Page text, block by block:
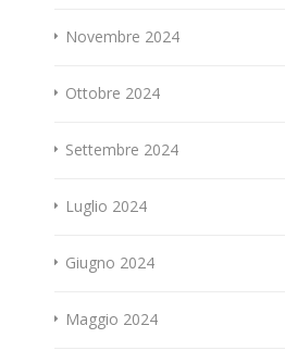
Novembre 2024
Ottobre 2024
Settembre 2024
Luglio 2024
Giugno 2024
Maggio 2024